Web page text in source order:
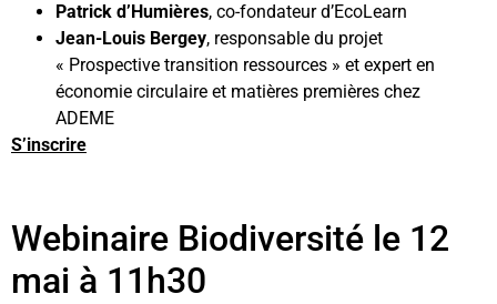
Patrick d’Humières, co-fondateur d’EcoLearn
Jean-Louis Bergey, responsable du projet
« Prospective transition ressources » et expert en
économie circulaire et matières premières chez
ADEME
S’inscrire
Webinaire Biodiversité le 12
mai à 11h30